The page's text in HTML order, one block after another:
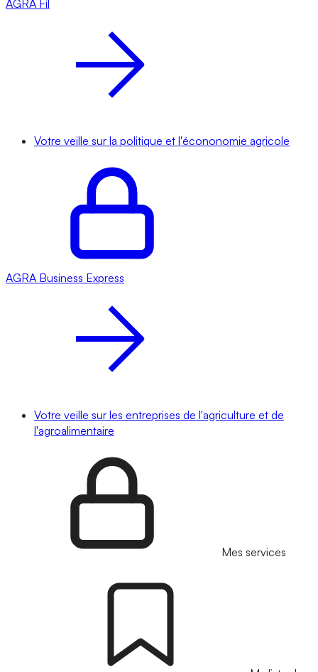
AGRA Fil
Votre veille sur la politique et l'écononomie agricole
AGRA Business Express
Votre veille sur les entreprises de l'agriculture et de
l'agroalimentaire
Mes services